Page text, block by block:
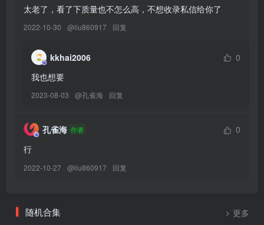
112MB]
[YITUYU艺图语]2026.01.24 清风明月 吉祥祥[16P／102MB]
[YITUYU艺图语]2026.01.24 少女与猫 素光[35P／256MB]
[YITUYU艺图语]2026.01.24 去了一趟鼋头渚的游船[35P／171MB]
[YITUYU艺图语]2026.01.24 冬日漫游 donotcry[27P／442MB]
[YITUYU艺图语]2026.01.23 雨中百合[33P／123MB]
[YITUYU艺图语]2026.01.23 新年新气象[12P／133MB]
[YITUYU艺图语]2026.01.23 花鸟市场限定浪漫 花开富贵陈姐[30P／
太老了，看了下质量也不怎么高，不想收录私信给你了
2022-10-30 @liu860917 回复
kkhai2006
0
我也想要
2023-08-03 @孔雀海 回复
孔雀海 作者
0
行
2022-10-27 @liu860917 回复
随机合集 更多